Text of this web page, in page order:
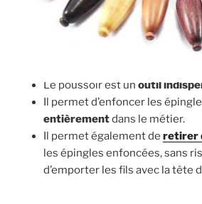
Le poussoir est unoutil
Il permet d’enfoncer les
entièrementdans le métier.
Il permet également deretirer
les épingles enfoncées, sans
d’emporter les fils avec la tête